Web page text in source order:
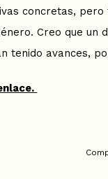
concretas,
Creo que
tenido avances,